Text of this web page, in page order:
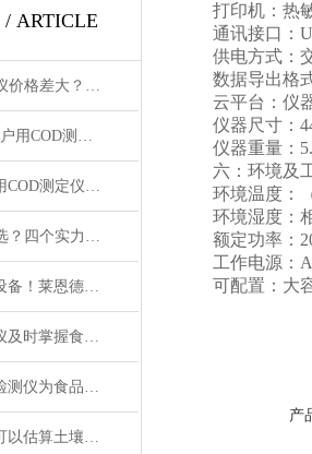
/ ARTICLE
2026年COD测定仪价格差大？从4500到16800全解析
2026年7月科研用户用COD测定仪怎么选？实测选型指南
2026年高校科研用COD测定仪怎么选？分层选型指南
COD测定仪怎么选？四个实力品牌优势全解析
石化印染等企业设备！莱恩德COD测定仪强势推荐
食品重金属检测仪及时掌握食品质量情况
食品重金属含量检测仪为食品安全保障体系提供技术保障
土壤呼吸测定仪可以估算土壤碳通量吗
打印机：热敏
通讯接口：
供电方式：交
数据导出格式
云平台：仪器
仪器尺寸：
仪器重量：
六：环境及
环境温度：
环境湿度：相
额定功率：
工作电源：
可配置：大容
产